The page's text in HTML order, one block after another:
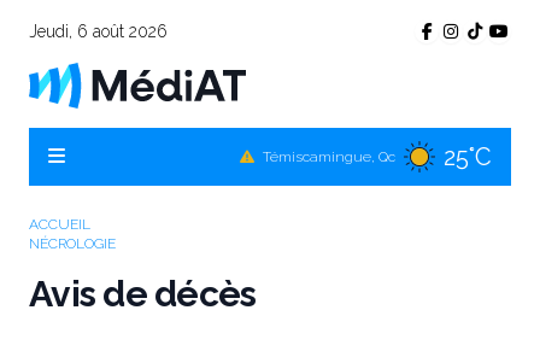
Jeudi, 6 août 2026
25°C
ACCUEIL
NÉCROLOGIE
Avis de décès